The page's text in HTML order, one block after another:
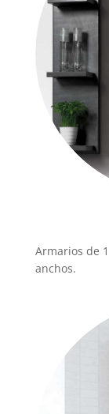
Armarios de
anchos.